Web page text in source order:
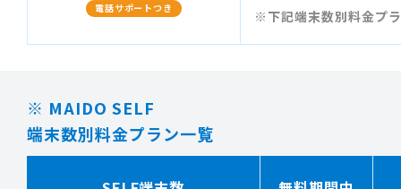
電話サポートつき ※下記端末数別料金プ
※ MAIDO SELF
端末数別料金プラン一覧